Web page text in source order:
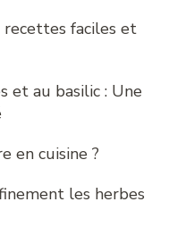
recettes faciles et
et au basilic : Une
en cuisine ?
les herbes